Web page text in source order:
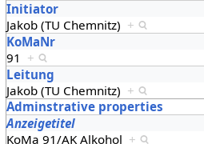
Initiator
Jakob (TU Chemnitz) +
KoMaNr
91 +
Leitung
Jakob (TU Chemnitz) +
Adminstrative properties
Anzeigetitel
KoMa 91/AK Alkohol +